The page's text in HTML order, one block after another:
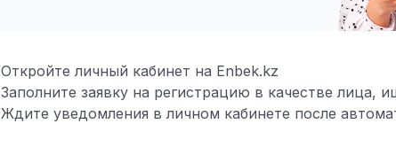
Откройте личный кабинет на Enbek.kz
Заполните заявку на регистрацию в качестве
Ждите уведомления в личном кабинете после